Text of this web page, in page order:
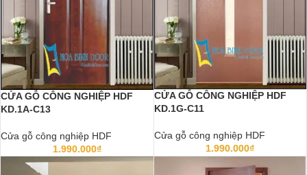
CỬA GỖ CÔNG NGHIỆP HDF
KD.1A-C13
Cửa gỗ công nghiệp HDF
1.990.000₫
CỬA GỖ CÔNG NGHIỆP HDF
KD.1G-C11
Cửa gỗ công nghiệp HDF
1.990.000₫